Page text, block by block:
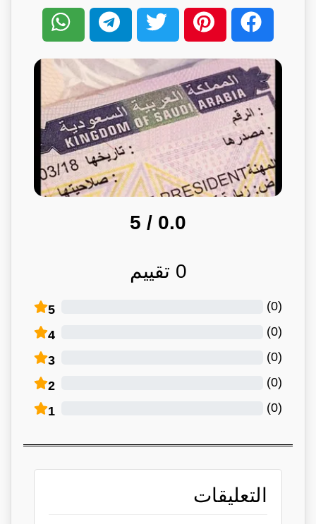
0.0
/ 5
0 تقييم
5 (
0
)
4 (
0
)
3 (
0
)
2 (
0
)
1 (
0
)
التعليقات